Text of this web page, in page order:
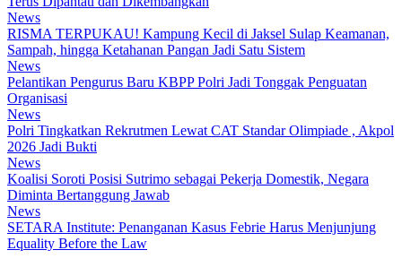
News
RISMA TERPUKAU! Kampung Kecil di Jaksel Sulap Keamanan,
Sampah, hingga Ketahanan Pangan Jadi Satu Sistem
News
Pelantikan Pengurus Baru KBPP Polri Jadi Tonggak Penguatan
Organisasi
News
Polri Tingkatkan Rekrutmen Lewat CAT Standar Olimpiade , Akpol
2026 Jadi Bukti
News
Koalisi Soroti Posisi Sutrimo sebagai Pekerja Domestik, Negara
Diminta Bertanggung Jawab
News
SETARA Institute: Penanganan Kasus Febrie Harus Menjunjung
Equality Before the Law